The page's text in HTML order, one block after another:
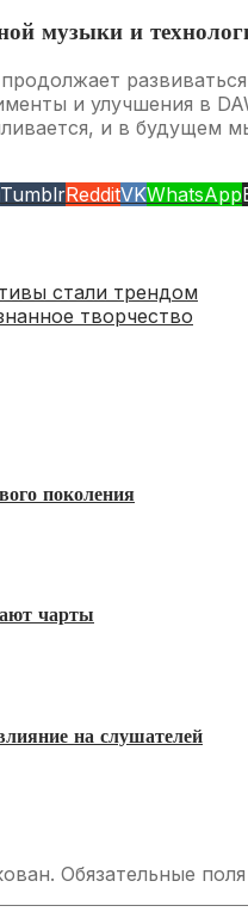
музыки и
и улучшения в
и в
TumblrRedditVKWhatsApp
стали трендом
творчество
поколения
чарты
на слушателей
Обязательные